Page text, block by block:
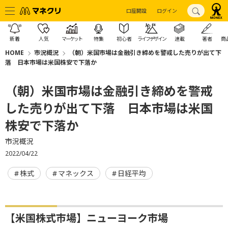
口座開設 ログイン
新着 人気 マーケット 特集 初心者 ライフデザイン 連載 著者 商
HOME 市況概況
（朝）米国市場は金融引き締めを警戒した売りが出て下
落 日本市場は米国株安で下落か
（朝）米国市場は金融引き締めを警戒
した売りが出て下落 日本市場は米国
株安で下落か
市況概況
2022/04/22
株式 マネックス 日経平均
【米国株式市場】ニューヨーク市場